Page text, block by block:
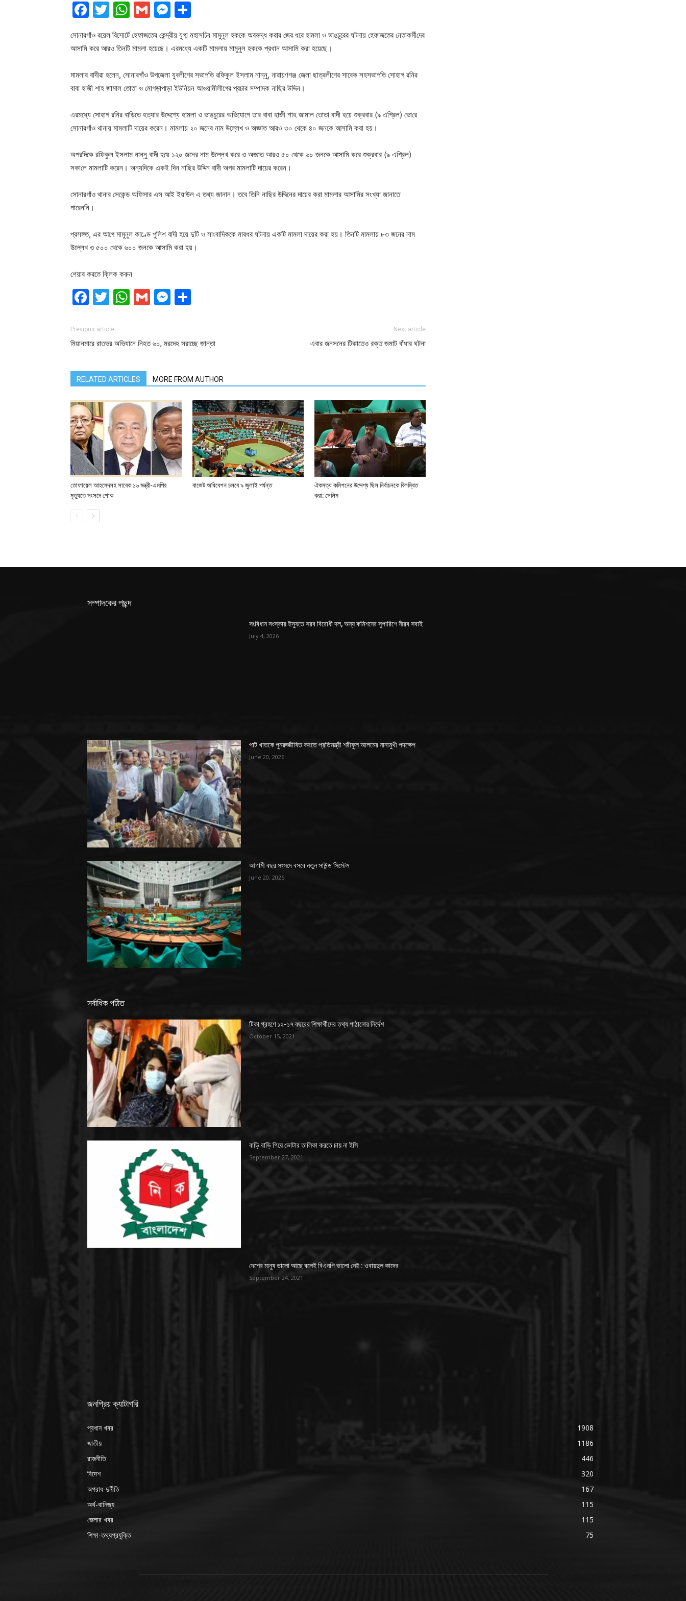
Facebook
Twitter
WhatsApp
GmailMessenger
সোনারগাঁও রয়েল রিসোর্টে হেফাজতের কেন্দ্রীয় যুগ্ম মহাসচিব মামুনুল হককে অবরুদ্ধ করার জের ধরে হামলা ও ভাঙচুরের ঘটনায় হেফাজতের নেতাকর্মী‌দের
আসামি করে আরও তিনটি মামলা হয়েছে। এরমধ্যে একটি মামলায় মামুনুল হককে প্রধান আসামি করা হয়েছে।
মামলার বাদীরা হলেন, সোনারগাঁও উপজেলা যুবলীগের সভাপতি রফিকুল ইসলাম নান্নু, নারায়ণগঞ্জ জেলা ছাত্রলীগের সাবেক সহসভাপতি সোহাগ রনির
বাবা হাজী শাহ জামাল তোতা ও মোগড়াপাড়া ইউনিয়ন আওয়ামীলীগের প্রচার সম্পাদক নাছির উদ্দিন।
এরমধ্যে সোহাগ রনির বাড়িতে হত্যার উদ্দেশ্যে হামলা ও ভাঙচুরের অভিযোগে তার বাবা হাজী শাহ জামাল তোতা বাদী হয়ে শুক্রবার (৯ এপ্রিল) ভো‌রে
সোনারগাঁও থানায় মামলাটি দায়ের করেন। মামলায় ২০ জনের নাম উল্লেখ ও অজ্ঞাত আরও ৩০ থেকে ৪০ জনকে আসামি করা হয়।
অপরদিকে রফিকুল ইসলাম নান্নু বাদী হয়ে ১২০ জনের নাম উল্লেখ করে ও অজ্ঞাত আরও ৫০ থেকে ৬০ জনকে আসামি করে শুক্রবার (৯ এপ্রিল)
সকা‌লে মামলাটি করেন। অন্যদিকে একই দিন নাছির উদ্দিন বাদী অপর মামলাটি দায়ের করেন।
সোনারগাঁও থানার সেকেন্ড অফিসার এস আই ইয়াউল এ তথ্য জানান। তবে তিনি নাছির উদ্দিনের দায়ের করা মামলার আসামির সংখ্যা জানাতে
পারেননি।
প্রসঙ্গত, এর আগে মামুনুল কাণ্ডে পুলিশ বাদী হয়ে দুটি ও সাংবাদিককে মারধর ঘটনায় একটি মামলা দায়ের করা হয়। তিনটি মামলায় ৮৩ জনের নাম
উল্লেখ ও ৫০০ থেকে ৬০০ জনকে আসামি করা হয়।
শেয়ার করতে ক্লিক করুন
Facebook
Twitter
WhatsApp
GmailMessenger
Previous article
মিয়ানমারে রাতভর অভিযানে নিহত ৬০, মরদেহ সরাচ্ছে জান্তা
Next article
এবার জনসনের টিকাতেও রক্ত জমাট বাঁধার ঘটনা
RELATED ARTICLES MORE FROM AUTHOR
তোফায়েল আহমেদসহ সাবেক ১৬ মন্ত্রী-এমপির
মৃত্যুতে সংসদে শোক
বাজেট অধিবেশন চলবে ৯ জুলাই পর্যন্ত
ঐকমত্য কমিশনের উদ্দেশ্য ছিল নির্বাচনকে বিলম্বিত
করা: সেলিম
সম্পাদকের পছন্দ
সংবিধান সংস্কার ইস্যুতে সরব বিরোধী দল, অন্য কমিশনের সুপারিশে নীরব সবাই
July 4, 2026
পাট খাতকে পুনরুজ্জীবিত করতে প্রতিমন্ত্রী শরীফুল আলমের নানামুখী পদক্ষেপ
June 20, 2026
আগামী বছর সংসদে বসবে নতুন সাউন্ড সিস্টেম
June 20, 2026
সর্বাধিক পঠিত
টিকা গ্রহণে ১২-১৭ বছরের শিক্ষার্থীদের তথ্য পাঠানোর নির্দেশ
October 15, 2021
বাড়ি বাড়ি গিয়ে ভোটার তালিকা করতে চায় না ইসি
September 27, 2021
দেশের মানুষ ভালো আছে বলেই বিএনপি ভালো নেই : ওবায়দুল কাদের
September 24, 2021
জনপ্রিয় ক্যাটাগরি
প্রধান খবর
1908
জাতীয়
1186
রাজনীতি
446
বিদেশ
320
অপরাধ-দুর্নীতি
167
অর্থ-বানিজ্য
115
জেলার খবর
115
শিক্ষা-তথ্যপ্রযুক্তি
75